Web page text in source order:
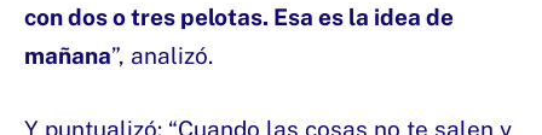
con dos o tres pelotas. Esa es la idea de
mañana”, analizó.
Y puntualizó: “Cuando las cosas no te salen y